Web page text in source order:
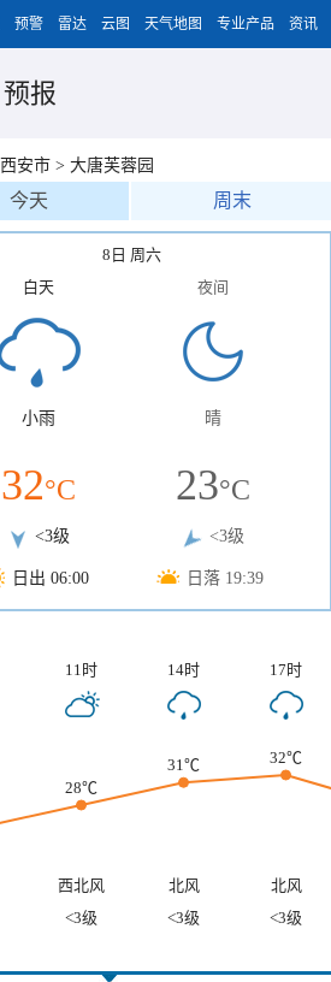
预警 雷达 云图 天气地图 专业产品 资讯
预报
西安市 > 大唐芙蓉园
今天 周末
8日 周六
白天
小雨
32°C
<3级
日出 06:00
夜间
晴
23°C
<3级
日落 19:39
11时 14时 17时
28℃
31℃
32℃
西北风 北风 北风
<3级 <3级 <3级